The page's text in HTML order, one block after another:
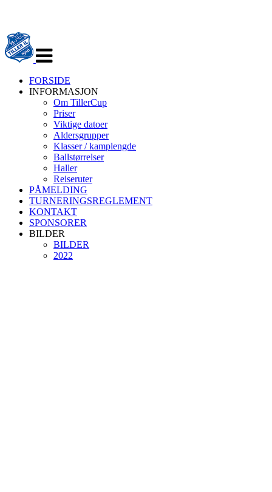
navigasjon
FORSIDE
INFORMASJON
Om TillerCup
Priser
Viktige datoer
Aldersgrupper
Klasser / kamplengde
Ballstørrelser
Haller
Reiseruter
PÅMELDING
TURNERINGSREGLEMENT
KONTAKT
SPONSORER
BILDER
BILDER
2022